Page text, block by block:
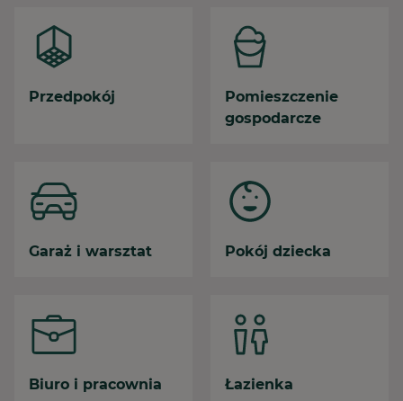
Przedpokój
Pomieszczenie
gospodarcze
Garaż i warsztat Pokój dziecka
Biuro i pracownia Łazienka